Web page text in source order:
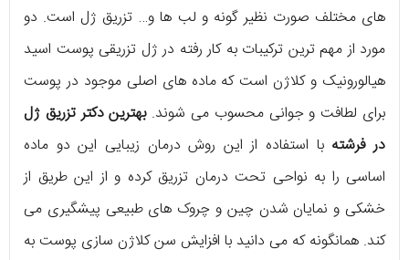
های مختلف صورت نظیر گونه و لب ها و… تزریق ژل است. دو
مورد از مهم ترین ترکیبات به کار رفته در ژل تزریقی پوست اسید
هیالورونیک و کلاژن است که ماده های اصلی موجود در پوست
برای لطافت و جوانی محسوب می شوند.بهترین دکتر تزریق ژل
در فرشتهبا استفاده از این روش درمان زیبایی این دو ماده
اساسی را به نواحی تحت درمان تزریق کرده و از این طریق از
خشکی و نمایان شدن چین و چروک های طبیعی پیشگیری می
کند. همانگونه که می دانید با افزایش سن کلاژن سازی پوست به